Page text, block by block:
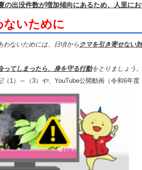
の出没件数が増加傾向にあるため、人里に
ないために
わないためには、日頃から クマを引き寄せない
ってしまったら、身を守る行動をとりましょう。
（1）～（3） や、 YouTube公開動画（令和6年度